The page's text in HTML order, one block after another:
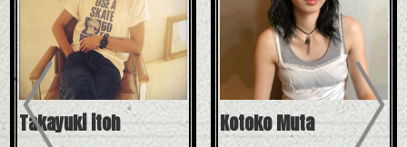
Takayuki itoh Kotoko Muta
Previous